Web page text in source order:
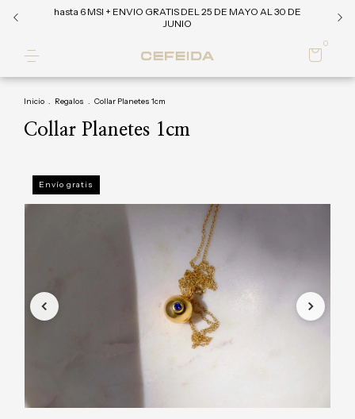
hasta 6 MSI + ENVIO GRATIS DEL 25 DE MAYO AL 30 DE
JUNIO
0
Inicio Regalos Collar Planetes 1cm
Collar Planetes 1cm
Envío gratis